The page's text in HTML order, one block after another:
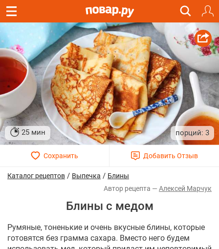
25 мин 3
Каталог рецептов / Выпечка / Блины
Алексей Марчук
Блины с медом
Румяные, тоненькие и очень вкусные блины, которые
готовятся без грамма сахара. Вместо него будем